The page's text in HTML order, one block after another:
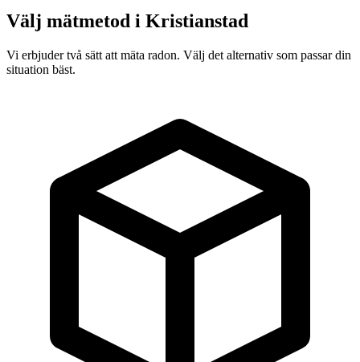
Välj mätmetod i Kristianstad
Vi erbjuder två sätt att mäta radon. Välj det alternativ som passar din
situation bäst.